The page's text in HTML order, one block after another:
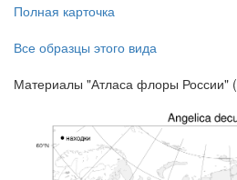
Полная карточка
Все образцы этого вида
Материалы "Атласа флоры России" (